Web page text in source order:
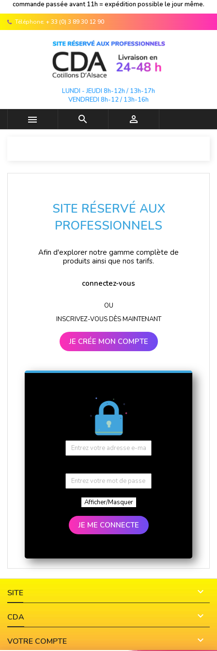
commande passée avant 11h = expédition possible le jour même.
Téléphone: + 33 (0) 3 89 30 12 90
LUNDI - JEUDI 8h-12h / 13h-17h
VENDREDI 8h-12 / 13h-16h
  
SITE RÉSERVÉ AUX
PROFESSIONNELS
Afin d'explorer notre gamme complète de
produits ainsi que nos tarifs.
connectez-vous
OU
INSCRIVEZ-VOUS DÈS MAINTENANT
JE CRÉE MON COMPTE
Afficher/Masquer
JE ME CONNECTE
SITE 
CDA 
VOTRE COMPTE 